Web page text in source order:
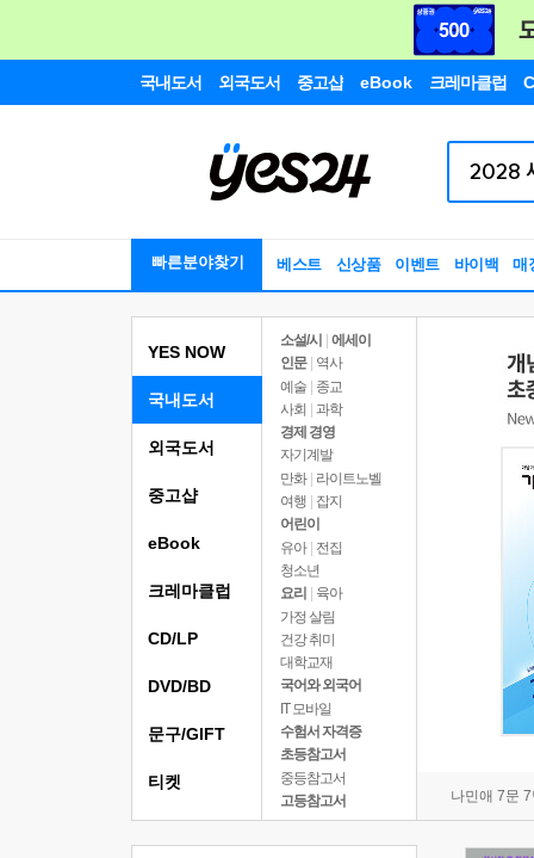
국내도서 외국도서 중고샵 eBook 크레마클럽
빠른분야찾기 베스트 신상품 이벤트 바이백 매
YES NOW
국내도서
소설/시
에세이
인문
역사
예술 | 종교
사회 | 과학
경제 경영
자기계발
만화 | 라이트노벨
여행
잡지
어린이
유아 | 전집
청소년
요리
육아
가정 살림
건강 취미
대학교재
국어와 외국어
IT 모바일
수험서 자격증
초등참고서
중등참고서
고등참고서
나민애 7문
외국도서
중고샵
eBook
크레마클럽
CD/LP
DVD/BD
문구/GIFT
티켓